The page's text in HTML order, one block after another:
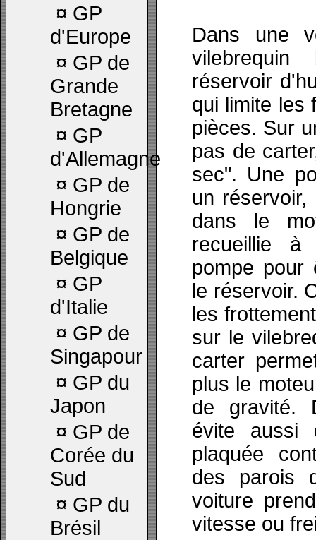
¤ GP
d'Europe
¤ GP de
Grande
Bretagne
¤ GP
d'Allemagne
¤ GP de
Hongrie
¤ GP de
Belgique
¤ GP
d'Italie
¤ GP de
Singapour
¤ GP du
Japon
¤ GP de
Corée du
Sud
¤ GP du
Brésil
Dans une
réservoir
qui limite les
pièces. Sur
pas de
sec". Une
un
dans le
recueillie à
pompe pour
le réservoir.
les
sur le
carter
plus le
de gravité.
évite aussi
plaquée
des parois
voiture
vitesse ou